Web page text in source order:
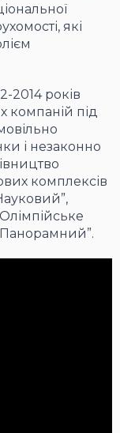
які
2014 років
компаній під
і незаконно
комплексів